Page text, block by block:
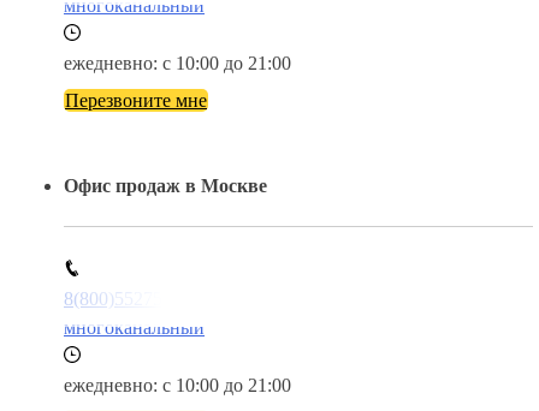
многоканальный
ежедневно: с 10:00 до 21:00
Перезвоните мне
Офис продаж в Москве
8(800)5527584
многоканальный
ежедневно: с 10:00 до 21:00